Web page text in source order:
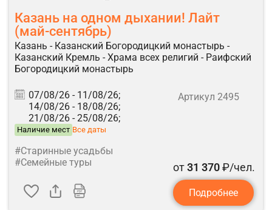
Казань на одном дыхании! Лайт
(май-сентябрь)
Казань - Казанский Богородицкий монастырь -
Казанский Кремль - Храма всех религий - Раифский
Богородицкий монастырь
07/08/26 - 11/08/26;
14/08/26 - 18/08/26;
21/08/26 - 25/08/26;
Наличие мест Все даты
Артикул 2495
#Старинные усадьбы
#Семейные туры
от31 370₽/чел.
Подробнее